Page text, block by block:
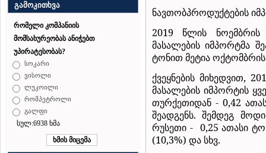
გამოკითხვა
რომელი კომპანიის
მომსახურეობას ანიჭებთ
უპირატესობას?
სოკარი
ვისოლი
ლუკოილი
რომპეტროლი
გალფი
სულ:6938 ხმა
ნავთობპროდუქტების
2019 წლის ნოემბრის
მასალების იმპორტმა
ტონით მეტია
ქვეყნების მიხედვით,
მასალების იმპორტის
თურქეთიდან - 0,42
შეადგენს. შემდეგ
რუსეთი - 0,25 ათასი
(10,3%) და სხვ.